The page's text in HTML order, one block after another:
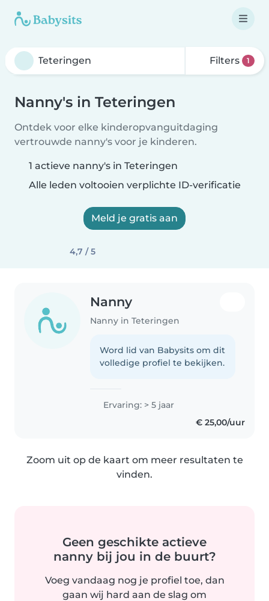
Filters 1
Nanny's in Teteringen
Ontdek voor elke kinderopvanguitdaging
vertrouwde nanny's voor je kinderen.
1 actieve nanny's in Teteringen
Alle leden voltooien verplichte ID-verificatie
Meld je gratis aan
4,7 / 5
Nanny
Nanny in Teteringen
Word lid van Babysits om dit
volledige profiel te bekijken.
Ervaring: > 5 jaar
€ 25,00/uur
Zoom uit op de kaart om meer resultaten te
vinden.
Geen geschikte actieve
nanny bij jou in de buurt?
Voeg vandaag nog je profiel toe, dan
gaan wij hard aan de slag om